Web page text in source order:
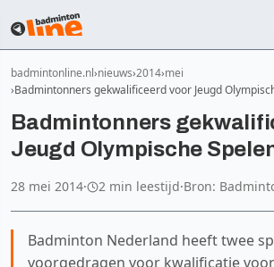
badmintonline.nl nieuws 2014 mei
Badmintonners gekwalificeerd voor Jeugd
Badmintonners
Jeugd Olympische
28 mei 2014· 2 min leestijd·Bron:
Badminton Nederland heeft twee
voorgedragen voor kwalificatie voor